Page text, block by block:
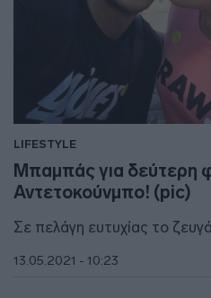
LIFESTYLE
Μπαμπάς για δεύτερη
Αντετοκούνμπο! (pic)
Σε πελάγη ευτυχίας το
13.05.2021 - 10:23